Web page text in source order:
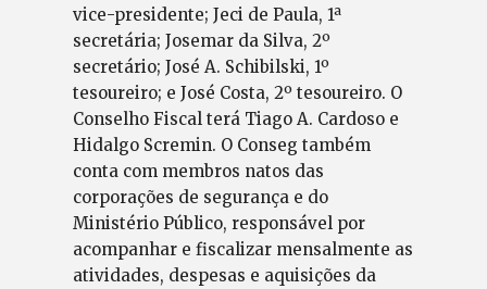
vice-presidente; Jeci de Paula, 1ª
secretária; Josemar da Silva, 2º
secretário; José A. Schibilski, 1º
tesoureiro; e José Costa, 2º tesoureiro. O
Conselho Fiscal terá Tiago A. Cardoso e
Hidalgo Scremin. O Conseg também
conta com membros natos das
corporações de segurança e do
Ministério Público, responsável por
acompanhar e fiscalizar mensalmente as
atividades, despesas e aquisições da